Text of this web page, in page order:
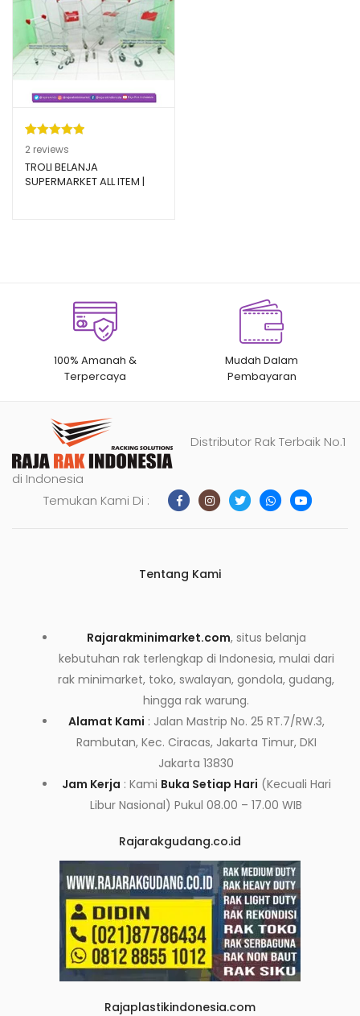
Peringkat
5.00dari 5
berdasarka
2
2 reviews
TROLI BELANJA
SUPERMARKET ALL ITEM |
100% Amanah &
Terpercaya
Mudah Dalam
Pembayaran
Distributor Rak Terbaik No.1
di Indonesia
Temukan Kami Di :
Tentang Kami
Rajarakminimarket.com, situs belanja
kebutuhan rak terlengkap di Indonesia, mulai dari
rak minimarket, toko, swalayan, gondola, gudang,
hingga rak warung.
Alamat Kami : Jalan Mastrip No. 25 RT.7/RW.3,
Rambutan, Kec. Ciracas, Jakarta Timur, DKI
Jakarta 13830
Jam Kerja : Kami Buka Setiap Hari (Kecuali Hari
Libur Nasional) Pukul 08.00 – 17.00 WIB
Rajarakgudang.co.id
Rajaplastikindonesia.com